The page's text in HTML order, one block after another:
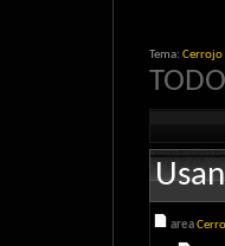
Tema: Cerrojo
area